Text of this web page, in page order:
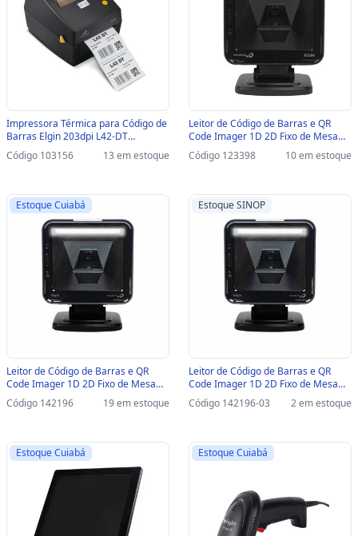
Impressora Térmica para Código de
Barras Elgin 203dpi L42-DT
USB/Serial - 46L42DTCKD01/
46L42DTCKD02 - 46L42DTCKD01/
Código 103156 13 em estoque
Leitor de Código de Barras e QR
Code Imager 1D 2D Fixo de Mesa
Elgin EL8600 USB - lê Nota Fiscal
Eletrônica Boleto Bancário e Tela -
Código 123398 10 em estoque
Estoque Cuiabá
Leitor de Código de Barras e QR
Code Imager 1D 2D Fixo de Mesa
Elgin EL8600IA USB - lê Nota Fiscal
Eletrônica Boleto Bancário e Tela -
Código 142196 19 em estoque
Estoque SINOP
Leitor de Código de Barras e QR
Code Imager 1D 2D Fixo de Mesa
Elgin EL8600IA USB - lê Nota Fiscal
Eletrônica Boleto Bancário e Tela-
Código 142196-03 2 em estoque
Estoque Cuiabá Estoque Cuiabá